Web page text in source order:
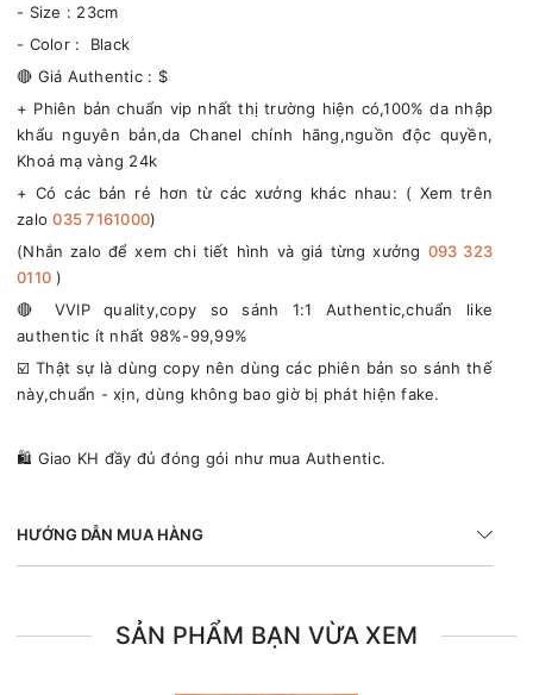
- Size : 23cm
- Color : Black
🔴 Giá Authentic : $
+ Phiên bản chuẩn vip nhất thị trường hiện có,100% da nhập
khẩu nguyên bản,da Chanel chính hãng,nguồn độc quyền,
Khoá mạ vàng 24k
+ Có các bản rẻ hơn từ các xưởng khác nhau: ( Xem trên
zalo035 7161000)
(Nhắn zalo để xem chi tiết hình và giá từng xưởng 093 323
0110 )
🔴 VVIP quality,copy so sánh 1:1 Authentic,chuẩn like
authentic ít nhất 98%-99,99%
☑️ Thật sự là dùng copy nên dùng các phiên bản so sánh thế
này,chuẩn - xịn, dùng không bao giờ bị phát hiện fake.
🛍 Giao KH đầy đủ đóng gói như mua Authentic.
HƯỚNG DẪN MUA HÀNG
SẢN PHẨM BẠN VỪA XEM